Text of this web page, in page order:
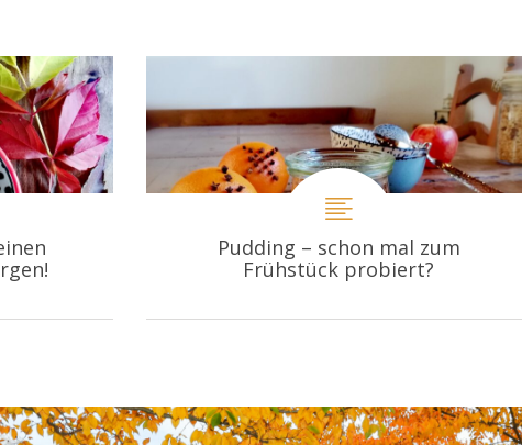
Pudding – schon mal zum
Frühstück probiert?